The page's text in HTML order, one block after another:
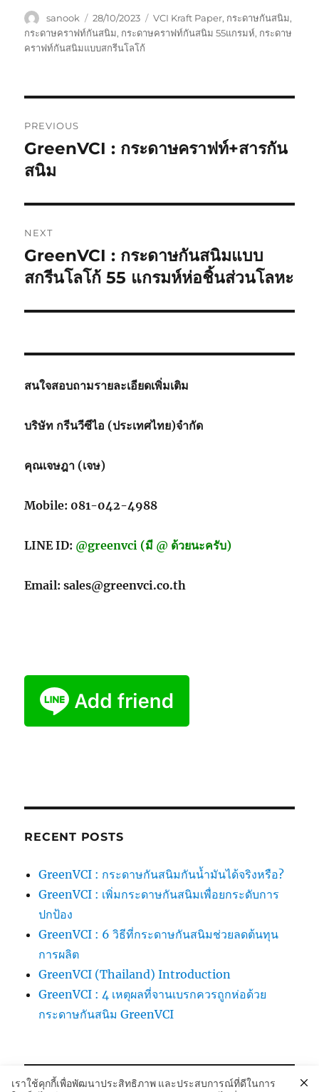
Author
sanook
Posted
on
28/10/2023 Tags
VCI Kraft Paper, กระดาษกันสนิม,
กระดาษคราฟท์กันสนิม, กระดาษคราฟท์กันสนิม 55แกรมห์, กระดาษ
คราฟท์กันสนิมแบบสกรีนโลโก้
navigation
PREVIOUS
Previous
post:
GreenVCI : กระดาษคราฟท์+สารกัน
สนิม
NEXT
Next
post:
GreenVCI : กระดาษกันสนิมแบบ
สกรีนโลโก้ 55 แกรมห์ห่อชิ้นส่วนโลหะ
สนใจสอบถามรายละเอียดเพิ่มเติม
บริษัท กรีนวีซีไอ (ประเทศไทย)จำกัด
คุณเจษฎา (เจษ)
Mobile: 081-042-4988
LINE ID: @greenvci (มี @ ด้วยนะครับ)
Email: sales@greenvci.co.th
RECENT POSTS
GreenVCI : กระดาษกันสนิมกันน้ำมันได้จริงหรือ?
GreenVCI : เพิ่มกระดาษกันสนิมเพื่อยกระดับการ
ปกป้อง
GreenVCI : 6 วิธีที่กระดาษกันสนิมช่วยลดต้นทุน
การผลิต
GreenVCI (Thailand) Introduction
GreenVCI : 4 เหตุผลที่จานเบรกควรถูกห่อด้วย
กระดาษกันสนิม GreenVCI
เราใช้คุกกี้เพื่อพัฒนาประสิทธิภาพ และประสบการณ์ที่ดีในการ